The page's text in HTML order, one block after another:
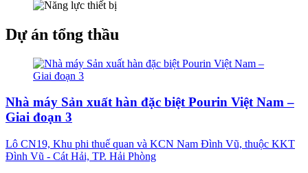
Dự án tổng thầu
Nhà máy Sản xuất hàn đặc biệt Pourin Việt Nam –
Giai đoạn 3
Lô CN19, Khu phi thuế quan và KCN Nam Đình Vũ, thuộc KKT
Đình Vũ - Cát Hải, TP. Hải Phòng